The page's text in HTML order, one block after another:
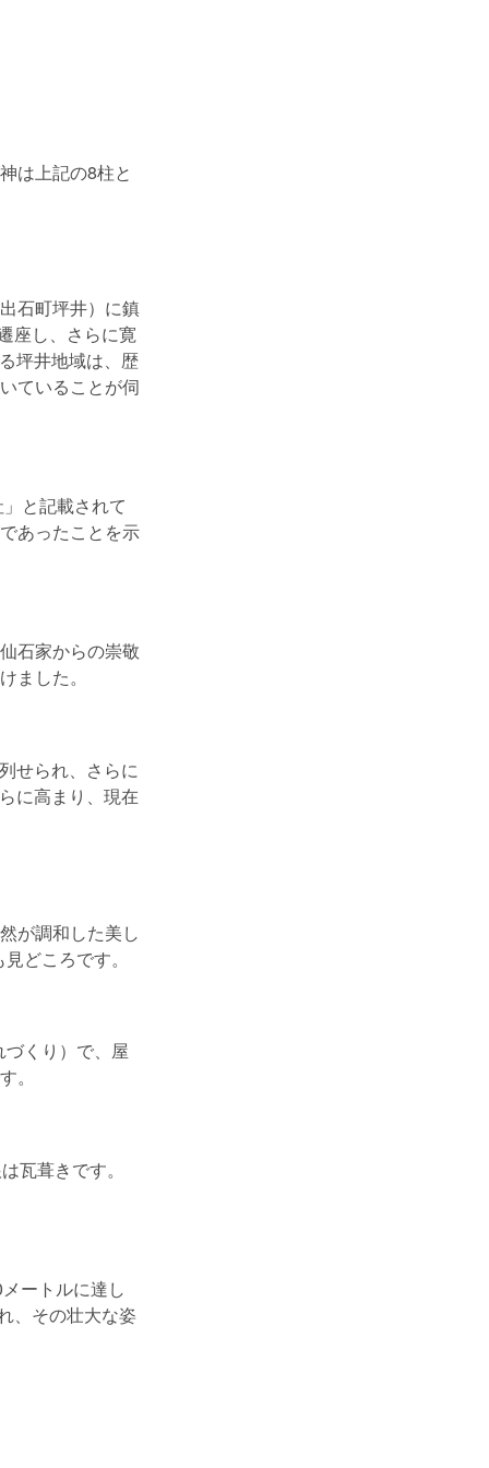
は上記の8柱と
石町坪井）に鎮
座し、さらに寛
坪井地域は、歴
ていることが伺
と記載されて
あったことを示
石家からの崇敬
ました。
せられ、さらに
に高まり、現在
が調和した美し
どころです。
くり）で、屋
。
瓦葺きです。
ートルに達し
、その壮大な姿